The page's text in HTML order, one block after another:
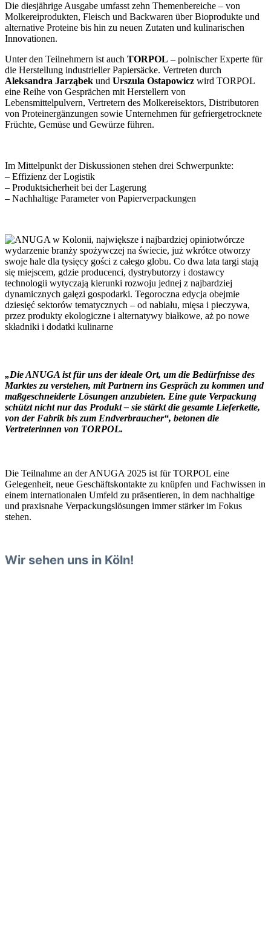
Die diesjährige Ausgabe umfasst zehn Themenbereiche – von
Molkereiprodukten, Fleisch und Backwaren über Bioprodukte und
alternative Proteine bis hin zu neuen Zutaten und kulinarischen
Innovationen.
Unter den Teilnehmern ist auch TORPOL – polnischer Experte für
die Herstellung industrieller Papiersäcke. Vertreten durch
Aleksandra Jarząbek und Urszula Ostapowicz wird TORPOL
eine Reihe von Gesprächen mit Herstellern von
Lebensmittelpulvern, Vertretern des Molkereisektors, Distributoren
von Proteinergänzungen sowie Unternehmen für gefriergetrocknete
Früchte, Gemüse und Gewürze führen.
Im Mittelpunkt der Diskussionen stehen drei Schwerpunkte:
– Effizienz der Logistik
– Produktsicherheit bei der Lagerung
– Nachhaltige Parameter von Papierverpackungen
„Die ANUGA ist für uns der ideale Ort, um die Bedürfnisse des
Marktes zu verstehen, mit Partnern ins Gespräch zu kommen und
maßgeschneiderte Lösungen anzubieten. Eine gute Verpackung
schützt nicht nur das Produkt – sie stärkt die gesamte Lieferkette,
von der Fabrik bis zum Endverbraucher“, betonen die
Vertreterinnen von TORPOL.
Die Teilnahme an der ANUGA 2025 ist für TORPOL eine
Gelegenheit, neue Geschäftskontakte zu knüpfen und Fachwissen in
einem internationalen Umfeld zu präsentieren, in dem nachhaltige
und praxisnahe Verpackungslösungen immer stärker im Fokus
stehen.
Wir sehen uns in Köln!